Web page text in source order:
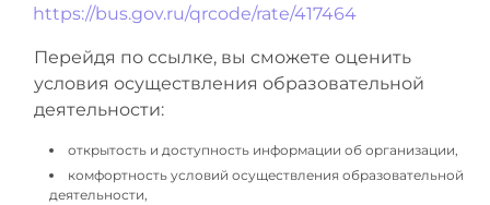
https://bus.gov.ru/qrcode/rate/417464
Перейдя по ссылке, вы сможете оценить
условия осуществления образовательной
деятельности:
открытость и доступность информации об организации,
комфортность условий осуществления образовательной
деятельности,